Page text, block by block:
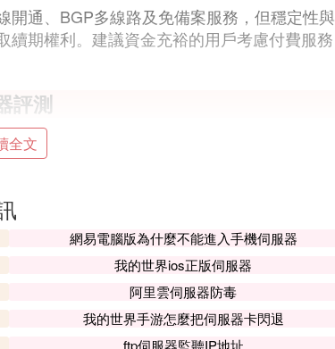
通、BGP多線路及免備案服務，但穩定性與
期權利。建議資金充裕的用戶考慮付費服務
評測
明了，用戶可以快速完成注冊並開始使用免費
網站載入速度快，提升用戶體驗。同時，其穩
了直觀易用的控制面板，用戶可以輕松管理網
工作。
全文
網易電腦版為什麼不能進入手機伺服器
我的世界ios正版伺服器
阿里雲伺服器防毒
我的世界手游怎麼把伺服器卡閃退
ftp伺服器監聽IP地址